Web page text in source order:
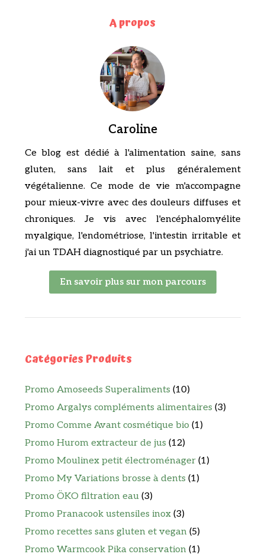
A propos
Caroline
Ce blog est dédié à l'alimentation saine, sans
gluten, sans lait et plus généralement
végétalienne. Ce mode de vie m'accompagne
pour mieux-vivre avec des douleurs diffuses et
chroniques. Je vis avec l'encéphalomyélite
myalgique, l'endométriose, l'intestin irritable et
j'ai un TDAH diagnostiqué par un psychiatre.
En savoir plus sur mon parcours
Catégories Produits
Promo Amoseeds Superaliments (10)
Promo Argalys compléments alimentaires (3)
Promo Comme Avant cosmétique bio (1)
Promo Hurom extracteur de jus (12)
Promo Moulinex petit électroménager (1)
Promo My Variations brosse à dents (1)
Promo ÖKO filtration eau (3)
Promo Pranacook ustensiles inox (3)
Promo recettes sans gluten et vegan (5)
Promo Warmcook Pika conservation (1)